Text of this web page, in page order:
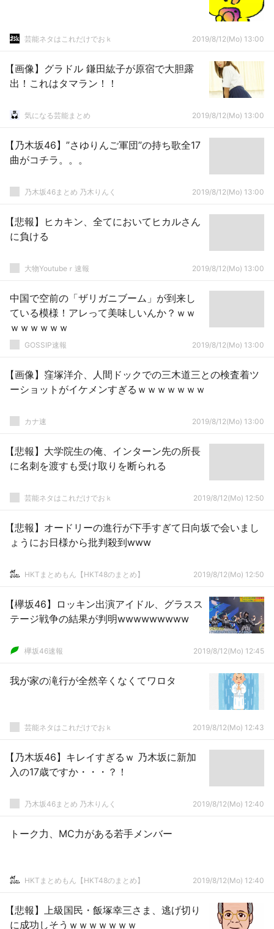
芸能ネタはこれだけでおｋ 2019/8/12(Mo) 13:00
【画像】グラドル 鎌田紘子が原宿で大胆露
出！これはタマラン！！
気になる芸能まとめ 2019/8/12(Mo) 13:00
【乃木坂46】”さゆりんご軍団”の持ち歌全17
曲がコチラ。。。
乃木坂46まとめ 乃木りんく 2019/8/12(Mo) 13:00
【悲報】ヒカキン、全てにおいてヒカルさん
に負ける
大物Youtubeｒ速報 2019/8/12(Mo) 13:00
中国で空前の「ザリガニブーム」が到来し
ている模様！アレって美味しいんか？ｗｗ
ｗｗｗｗｗｗ
GOSSIP速報 2019/8/12(Mo) 13:00
【画像】窪塚洋介、人間ドックでの三木道三との検査着ツ
ーショットがイケメンすぎるｗｗｗｗｗｗｗ
カナ速 2019/8/12(Mo) 13:00
【悲報】大学院生の俺、インターン先の所長
に名刺を渡すも受け取りを断られる
芸能ネタはこれだけでおｋ 2019/8/12(Mo) 12:50
【悲報】オードリーの進行が下手すぎて日向坂で会いまし
ょうにお日様から批判殺到www
HKTまとめもん【HKT48のまとめ】 2019/8/12(Mo) 12:50
【欅坂46】ロッキン出演アイドル、グラスス
テージ戦争の結果が判明wwwwwwwww
欅坂46速報 2019/8/12(Mo) 12:45
我が家の滝行が全然辛くなくてワロタ
芸能ネタはこれだけでおｋ 2019/8/12(Mo) 12:43
【乃木坂46】キレイすぎるｗ 乃木坂に新加
入の17歳ですか・・・？！
乃木坂46まとめ 乃木りんく 2019/8/12(Mo) 12:40
トーク力、MC力がある若手メンバー
HKTまとめもん【HKT48のまとめ】 2019/8/12(Mo) 12:40
【悲報】上級国民・飯塚幸三さま、逃げ切り
に成功しそうｗｗｗｗｗｗｗ